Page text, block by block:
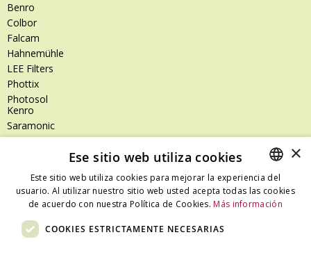
Benro
Colbor
Falcam
Hahnemühle
LEE Filters
Phottix
Photosol
Kenro
Saramonic
Shimoda
SanDisk Professional
Tenba
Zeiss
SPANISH
×
Ese sitio web utiliza cookies
Este sitio web utiliza cookies para mejorar la experiencia del
usuario. Al utilizar nuestro sitio web usted acepta todas las cookies
de acuerdo con nuestra Política de Cookies. Más información
COOKIES ESTRICTAMENTE NECESARIAS